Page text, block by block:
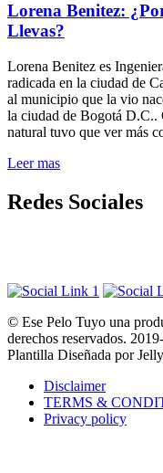
Lorena Benitez:
Llevas?
Lorena Benitez es
radicada en la ciudad de
al municipio que la vio
la ciudad de Bogotá D.C..
natural tuvo que ver más
Leer mas
Redes Sociales
© Ese Pelo Tuyo una
derechos reservados.
Plantilla Diseñada por
Disclaimer
TERMS &
Privacy policy